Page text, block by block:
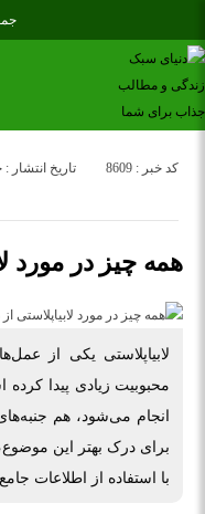
جمعه, ۱۶
تاریخ انتشار : جمعه 16 می
کد خبر : 8609
همه چیز در مورد
لابیاپلاستی یکی از
محبوبیت زیادی پیدا
انجام می‌شود، هم
برای درک بهتر این موضوع،
با استفاده از اطلاعات